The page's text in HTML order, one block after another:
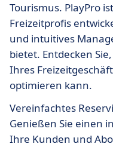
Tourismus. PlayPro
Freizeitprofis
und intuitives
bietet. Entdecken
Ihres
optimieren kann.
Vereinfachtes
Genießen Sie einen
Ihre Kunden und